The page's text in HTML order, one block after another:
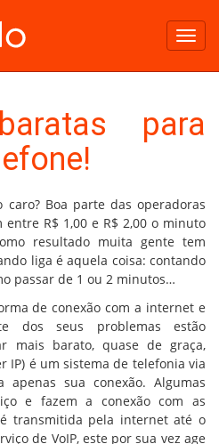
para
Boa parte das operadoras
R$ 1,00 e R$ 2,00 o minuto
resultado muita gente tem
liga é aquela coisa: contando
passar de 1 ou 2 minutos…
de conexão com a internet e
dos seus problemas estão
mais barato, quase de graça,
IP) é um sistema de telefonia via
sua conexão. Algumas
e fazem a conexão com as
transmitida pela internet até o
de VoIP, este por sua vez age